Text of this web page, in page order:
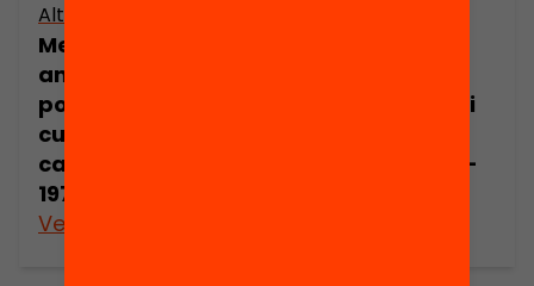
Altres arxius
Memòries (50
anys d’acció
política, social i
cultural
catalana, 1920-
1970) (part 3)
Veure’n més
política, social i
catalana, 1920-